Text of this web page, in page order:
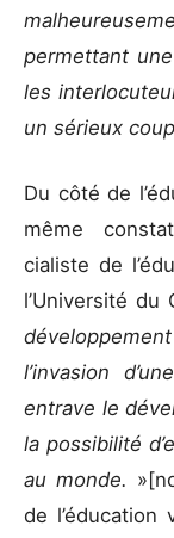
permettant
les
un sérieux coup
Du côté de
même
cialiste de
l’Université du
l’invasion
entrave le
la possibilité
au monde.
de l’éducation